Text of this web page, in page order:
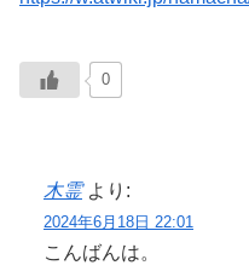
0
木霊 より:
2024年6月18日 22:01
こんばんは。